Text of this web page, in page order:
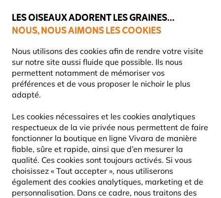
LES OISEAUX ADORENT LES GRAINES...
NOUS, NOUS AIMONS LES COOKIES
Nous utilisons des cookies afin de rendre votre visite
sur notre site aussi fluide que possible. Ils nous
permettent notamment de mémoriser vos
préférences et de vous proposer le nichoir le plus
adapté.
Les cookies nécessaires et les cookies analytiques
respectueux de la vie privée nous permettent de faire
fonctionner la boutique en ligne Vivara de manière
fiable, sûre et rapide, ainsi que d’en mesurer la
qualité. Ces cookies sont toujours activés. Si vous
choisissez « Tout accepter », nous utiliserons
également des cookies analytiques, marketing et de
personnalisation. Dans ce cadre, nous traitons des
catégories.
Très bien noté dans 11 pays
Mangeoires Pour Oiseaux
12085
27 Produits
10% DE RÉDUCTION 10% DE RÉDUCTION